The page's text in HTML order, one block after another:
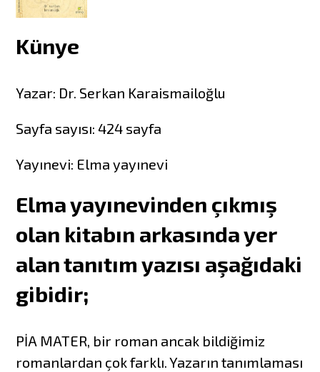
Künye
Yazar: Dr. Serkan Karaismailoğlu
Sayfa sayısı: 424 sayfa
Yayınevi: Elma yayınevi
Elma yayınevinden çıkmış
olan kitabın arkasında yer
alan tanıtım yazısı aşağıdaki
gibidir;
PİA MATER, bir roman ancak bildiğimiz
romanlardan çok farklı. Yazarın tanımlaması